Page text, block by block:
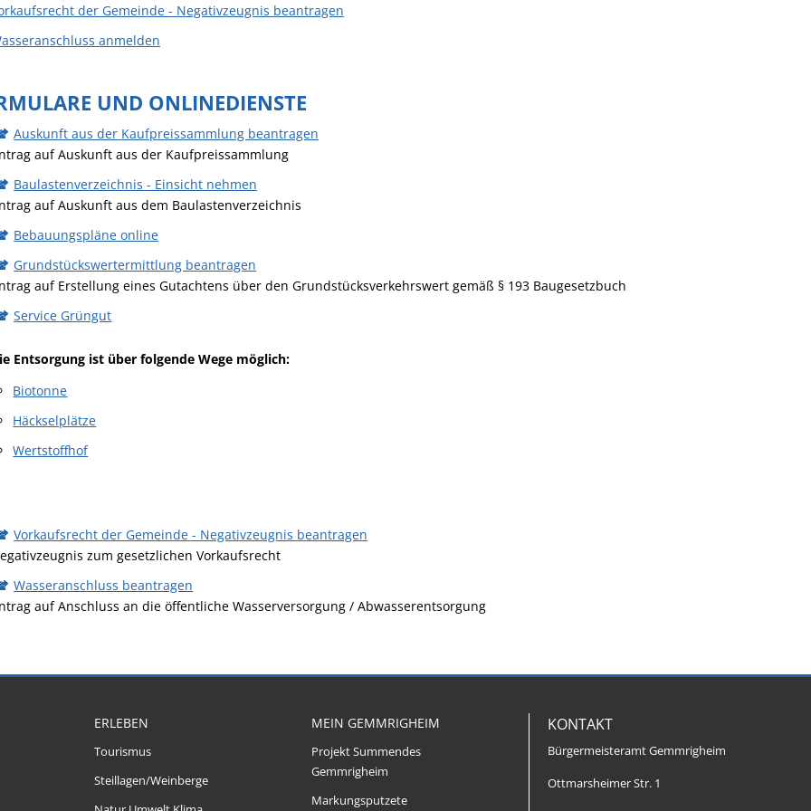
der Gemeinde - Negativzeugnis beantragen
anmelden
UND ONLINEDIENSTE
Auskunft aus der Kaufpreissammlung beantragen
auf Auskunft aus der Kaufpreissammlung
Baulastenverzeichnis - Einsicht nehmen
auf Auskunft aus dem Baulastenverzeichnis
Bebauungspläne online
Grundstückswertermittlung beantragen
auf Erstellung eines Gutachtens über den Grundstücksverkehrswert gemäß § 193 Baugesetzbuch
Service Grüngut
Entsorgung ist über folgende Wege möglich:
Biotonne
Häckselplätze
Wertstoffhof
Vorkaufsrecht der Gemeinde - Negativzeugnis beantragen
zum gesetzlichen Vorkaufsrecht
Wasseranschluss beantragen
auf Anschluss an die öffentliche Wasserversorgung / Abwasserentsorgung
ERLEBEN
Tourismus
Steillagen/Weinberge
MEIN GEMMRIGHEIM
Projekt Summendes
Gemmrigheim
Markungsputzete
KONTAKT
Bürgermeisteramt Gemmrigheim
Ottmarsheimer Str. 1